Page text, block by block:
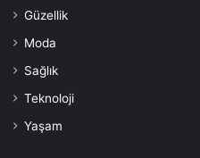
Güzellik
Moda
Sağlık
Teknoloji
Yaşam